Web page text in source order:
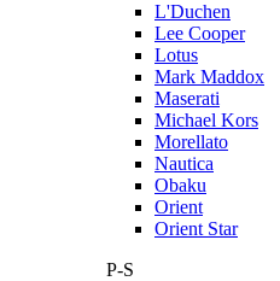
L'Duchen
Lee Cooper
Lotus
Mark Maddox
Maserati
Michael Kors
Morellato
Nautica
Obaku
Orient
Orient Star
P-S